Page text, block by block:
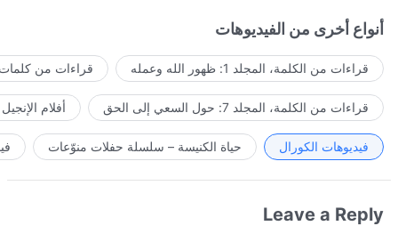
أنواع أخرى من الفيديوهات
قراءات من الكلمة، المجلد 1: ظهور الله وعمله قراءات من كلمات
قراءات من الكلمة، المجلد 7: حول السعي إلى الحق أفلام الإنجيل
فيديوهات الكورال حياة الكنيسة – سلسلة حفلات منوّعات
Leave a Reply